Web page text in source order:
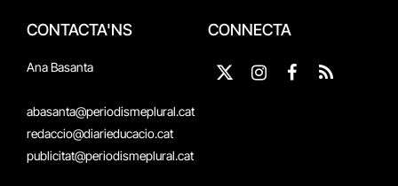
CONTACTA'NS
Ana Basanta
abasanta@periodismeplural.cat
redaccio@diarieducacio.cat
publicitat@periodismeplural.cat
CONNECTA
X
Instagram
Facebook
RSS